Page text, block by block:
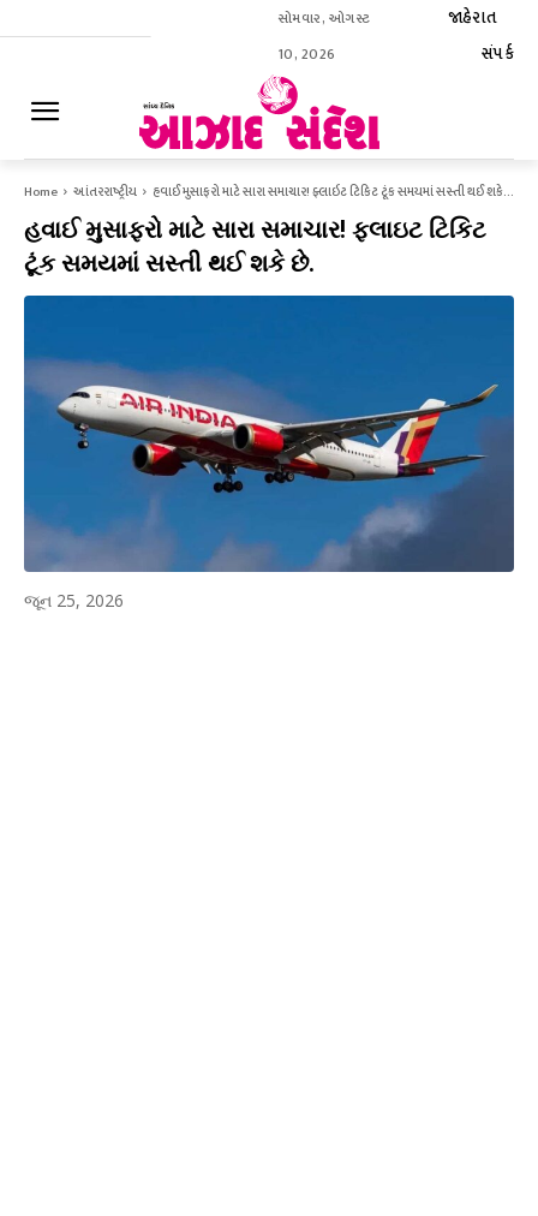
સોમવાર, ઓગસ્ટ
10, 2026
જાહેરાત
સંપર્ક
Home આંતરરાષ્ટ્રીય હવાઈ ​​મુસાફરો માટે સારા સમાચાર! ફ્લાઇટ ટિકિટ ટૂંક સમયમાં સસ્તી થઈ શકે...
હવાઈ ​​મુસાફરો માટે સારા સમાચાર! ફ્લાઇટ ટિકિટ
ટૂંક સમયમાં સસ્તી થઈ શકે છે.
જૂન 25, 2026